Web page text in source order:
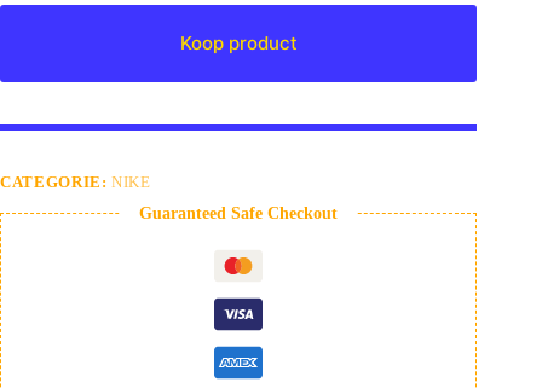
Koop product
CATEGORIE:NIKE
Guaranteed Safe Checkout